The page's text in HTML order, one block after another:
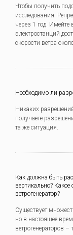
Чтобы получить
исследования.
через 1 год. Имейте
электростанций
скорости ветра
Необходимо ли
Никаких
получаете
та же ситуация.
Как должна быть
вертикально?
ветрогенератор?
Существует
но в настоящее
ветрогенераторов